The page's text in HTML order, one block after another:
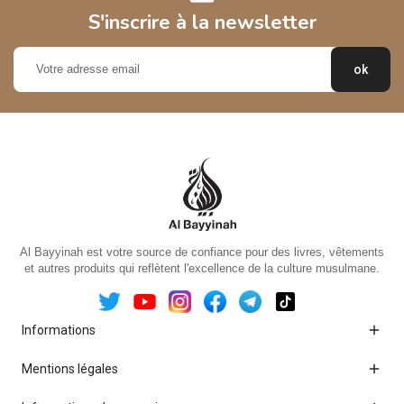
S'inscrire à la newsletter
Al Bayyinah est votre source de confiance pour des livres, vêtements
et autres produits qui reflètent l'excellence de la culture musulmane.
Informations 
Mentions légales 